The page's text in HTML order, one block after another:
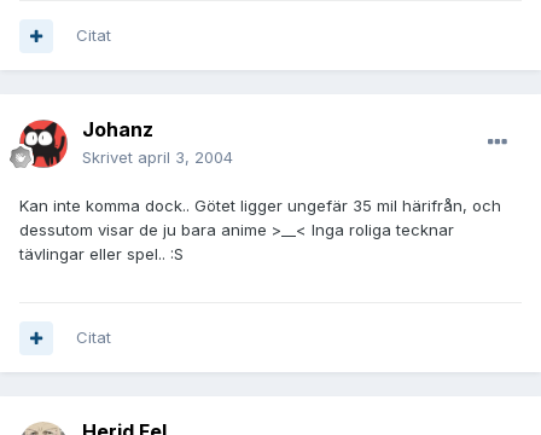
Citat
Johanz
Skrivet april 3, 2004
Kan inte komma dock.. Götet ligger ungefär 35 mil härifrån, och
dessutom visar de ju bara anime >__< Inga roliga tecknar
tävlingar eller spel.. :S
Citat